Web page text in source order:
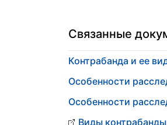
Связанные
Контрабанда и ее
Особенности
Особенности
Виды контрабанды